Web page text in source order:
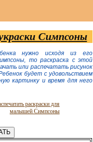
Симпсоны
нужно исходя из его
то раскраска с этой
или распечатать рисунок
будет с удовольствием
картинку и время для него
раскраски для
малышей Симпсоны